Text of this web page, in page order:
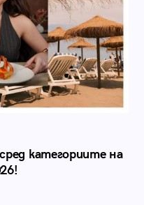
категориите на